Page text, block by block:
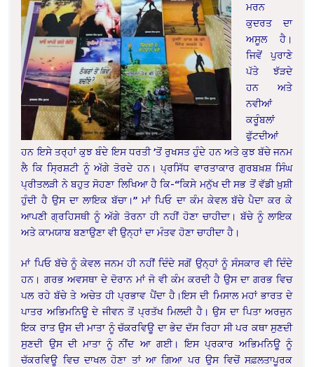
ਮਰਨ
ਕੁਦਰਤ ਦਾ
ਅਸੂਲ ਹੈ।
ਜਿਵੇਂ ਪੁਰਾਣੇ
ਪੱਤੇ ਝੱੜਦੇ
ਹਨ ਅਤੇ
ਨਵੀਆਂ
ਕਰੂੰਬਲਾਂ
ਫੁੱਟਦੀਆਂ
ਹਨ ਇਸੇ ਤਰ੍ਹਾਂ ਕੁਝ ਬੰਦੇ ਇਸ ਧਰਤੀ ’ਤੋਂ ਰੁਖਸਤ ਹੁੰਦੇ ਹਨ ਅਤੇ ਕੁਝ ਬੱਚੇ ਜਨਮ
ਲੈ ਕਿ ਸ੍ਰਿਸ਼ਟੀ ਨੂੰ ਅੱਗੇ ਤੋਰਦੇ ਹਨ। ਪ੍ਰਸਿੱਧ ਵਾਰਤਾਕਾਰ ਗੁਰਬਖ਼ਸ਼ ਸਿੰਘ
ਪ੍ਰੀਤਲੜੀ ਨੇ ਬਹੁਤ ਸੋਹਣਾ ਲਿਖਿਆ ਹੈ ਕਿ-“ਕਿਸੇ ਮਨੁੱਖ ਦੀ ਸਭ ਤੋਂ ਵੱਡੀ ਖ਼ੁਸ਼ੀ
ਹੁੰਦੀ ਹੈ ਉਸ ਦਾ ਲਾਇਕ ਬੱਚਾ।” ਮਾਂ ਪਿਓ ਦਾ ਕੰਮ ਕੇਵਲ ਬੱਚੇ ਪੈਦਾ ਕਰ ਕੇ
ਆਪਣੀ ਗ੍ਰਹਿਸਥੀ ਨੂੰ ਅੱਗੇ ਤੋਰਨਾ ਹੀ ਨਹੀਂ ਹੋਣਾ ਚਾਹੀਦਾ। ਬੱਚੇ ਨੂੰ ਲਾਇਕ
ਅਤੇ ਕਾਮਯਾਬ ਬਣਾਉਣਾ ਵੀ ਉਨ੍ਹਾਂ ਦਾ ਮੰਤਵ ਹੋਣਾ ਚਾਹੀਦਾ ਹੈ।
ਮਾਂ ਪਿਓ ਬੱਚੇ ਨੂੰ ਕੇਵਲ ਜਨਮ ਹੀ ਨਹੀਂ ਦਿੰਦੇ ਸਗੋਂ ਉਨ੍ਹਾਂ ਨੂੰ ਸੰਸਕਾਰ ਵੀ ਦਿੰਦੇ
ਹਨ। ਗਰਭ ਅਵਸਥਾ ਦੇ ਦੋਰਾਨ ਮਾਂ ਜੋ ਵੀ ਕੰਮ ਕਰਦੀ ਹੈ ਉਸ ਦਾ ਗਰਭ ਵਿਚ
ਪਲ ਰਹੇ ਬੱਚੇ ਤੇ ਅਚੇਤ ਹੀ ਪ੍ਰਭਾਵ ਪੈਂਦਾ ਹੈ।ਇਸ ਦੀ ਮਿਸਾਲ ਮਹਾਂ ਭਾਰਤ ਦੇ
ਪਾਤਰ ਅਭਿਮਨਿਊ ਦੇ ਜੀਵਨ ਤੋਂ ਪ੍ਰਤੱਖ ਮਿਲਦੀ ਹੈ। ਉਸ ਦਾ ਪਿਤਾ ਅਰਜੁਨ
ਇਕ ਰਾਤ ਉਸ ਦੀ ਮਾਤਾ ਨੂੰ ਚੱਕਰਵਿਊ ਦਾ ਭੇਦ ਦੱਸ ਰਿਹਾ ਸੀ ਪਰ ਕਥਾ ਸੁਣਦੀ
ਸੁਣਦੀ ਉਸ ਦੀ ਮਾਤਾ ਨੂੰ ਨੀਂਦ ਆ ਗਈ। ਇਸ ਪ੍ਰਕਾਰ ਅਭਿਮਨਿਊ ਨੂੰ
ਚੱਕਰਵਿਊ ਵਿਚ ਦਾਖਲ ਹੋਣਾ ਤਾਂ ਆ ਗਿਆ ਪਰ ਉਸ ਵਿਚੋਂ ਸਫ਼ਲਤਾਪੂਰਕ